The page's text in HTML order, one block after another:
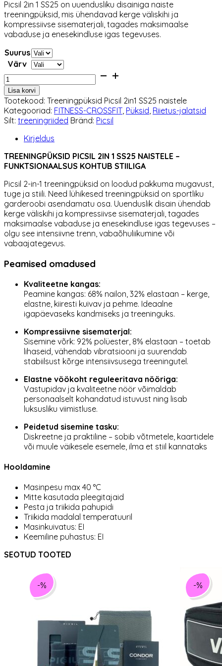
oli:
44,90 €.
on:
38,17 €.
Picsil 2in 1 SS25 on uuendusliku disainiga naiste
treeningpüksid, mis ühendavad kerge väliskihi ja
kompressiivse sisematerjali, tagades maksimaalse
vabaduse ja enesekindluse igas tegevuses.
Suurus
Värv
Treeningpüksid
Picsil
2in1
SS25
naistele
kogus
Lisa korvi
Tootekood: Treeningpüksid Picsil 2in1 SS25 naistele
Kategooriad: FITNESS-CROSSFIT, Püksid, Riietus-jalatsid
Silt: treeningriided Bränd: Picsil
Kirjeldus
TREENINGPÜKSID PICSIL 2IN 1 SS25 NAISTELE –
FUNKTSIONAALSUS KOHTUB STIILIGA
Picsil 2-in-1 treeningpüksid on loodud pakkuma mugavust,
tuge ja stiili. Need lühikesed treeningpüksid on sportliku
garderoobi asendamatu osa. Uuenduslik disain ühendab
kerge väliskihi ja kompressiivse sisematerjali, tagades
maksimaalse vabaduse ja enesekindluse igas tegevuses –
olgu see intensiivne trenn, vabaõhuliikumine või
vabaajategevus.
Peamised omadused
Kvaliteetne kangas:
Peamine kangas: 68% nailon, 32% elastaan – kerge,
elastne, kiiresti kuivav ja pehme. Ideaalne
igapäevaseks kandmiseks ja treeninguks.
Kompressiivne sisematerjal:
Sisemine võrk: 92% polüester, 8% elastaan – toetab
lihaseid, vähendab vibratsiooni ja suurendab
stabiilsust kõrge intensiivsusega treeningutel.
Elastne vöökoht reguleeritava nööriga:
Vastupidav ja kvaliteetne nöör võimaldab
personaalselt kohandatud istuvust ning lisab
luksusliku viimistluse.
Peidetud sisemine tasku:
Diskreetne ja praktiline – sobib võtmetele, kaartidele
või muule väikesele esemele, ilma et stiil kannataks
Hooldamine
Masinpesu max 40 °C
Mitte kasutada pleegitajaid
Pesta ja triikida pahupidi
Triikida madalal temperatuuril
Masinkuivatus: EI
Keemiline puhastus: EI
SEOTUD TOOTED
-% -%